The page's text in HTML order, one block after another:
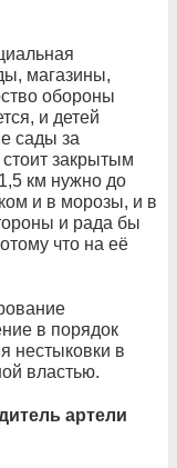
магазины,
обороны
и детей
сады за
закрытым
км нужно до
и в морозы, и в
и рада бы
что на её
в порядок
нестыковки в
властью.
артели